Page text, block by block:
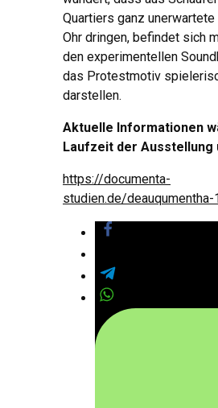
Quartiers ganz unerwartete
Ohr dringen, befindet sich
den experimentellen
das Protestmotiv
darstellen.
Aktuelle Informationen
Laufzeit der Ausstellung
https://documenta-
studien.de/